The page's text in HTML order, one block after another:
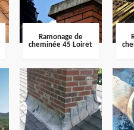
Ramonage de
cheminée 45 Loiret